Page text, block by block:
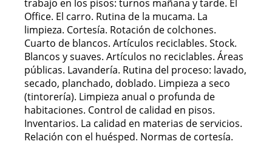
trabajo en los pisos: turnos mañana y tarde. El
Office. El carro. Rutina de la mucama. La
limpieza. Cortesía. Rotación de colchones.
Cuarto de blancos. Artículos reciclables. Stock.
Blancos y suaves. Artículos no reciclables. Áreas
públicas. Lavandería. Rutina del proceso: lavado,
secado, planchado, doblado. Limpieza a seco
(tintorería). Limpieza anual o profunda de
habitaciones. Control de calidad en pisos.
Inventarios. La calidad en materias de servicios.
Relación con el huésped. Normas de cortesía.